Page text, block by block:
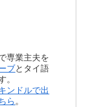
専業主夫を
ブとタイ語
。
ンドルで出
ら。